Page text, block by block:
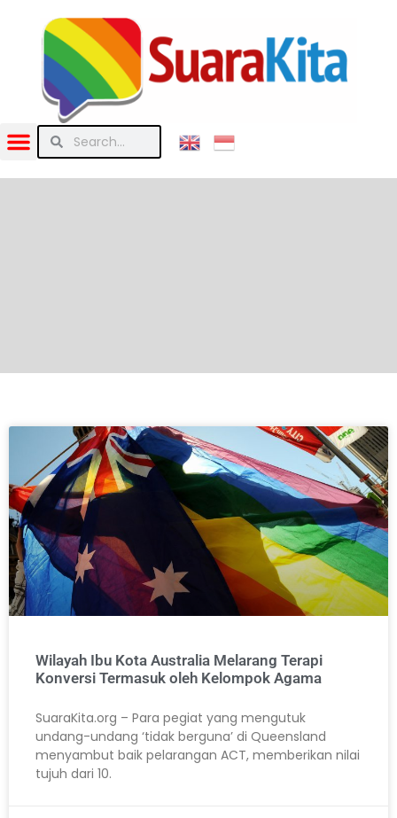
Wilayah Ibu Kota Australia Melarang Terapi
Konversi Termasuk oleh Kelompok Agama
SuaraKita.org – Para pegiat yang mengutuk
undang-undang ‘tidak berguna’ di Queensland
menyambut baik pelarangan ACT, memberikan nilai
tujuh dari 10.